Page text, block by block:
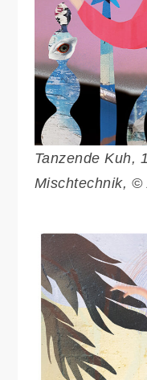
Tanzende Kuh,
Mischtechnik, ©